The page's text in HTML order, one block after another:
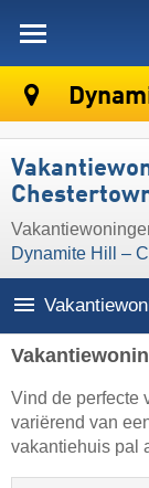
Dynamite Hill –
Vind de perfecte
variërend van
vakantiehuis pal